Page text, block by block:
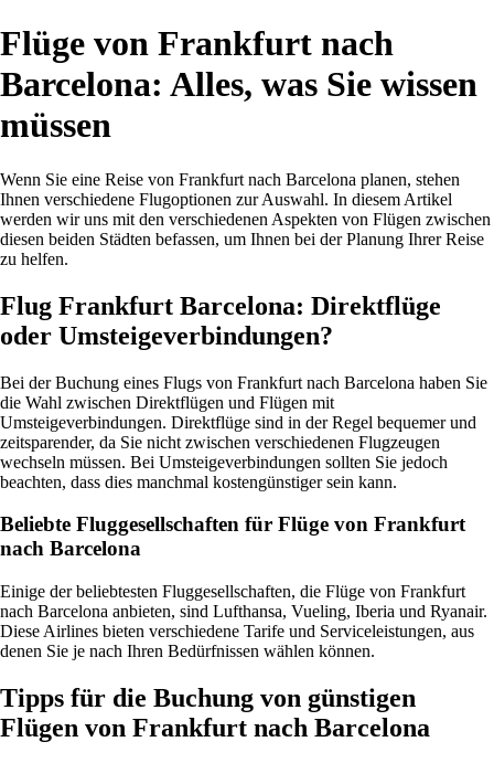
Flüge von Frankfurt nach
Barcelona: Alles, was Sie wissen
müssen
Wenn Sie eine Reise von Frankfurt nach Barcelona planen, stehen
Ihnen verschiedene Flugoptionen zur Auswahl. In diesem Artikel
werden wir uns mit den verschiedenen Aspekten von Flügen zwischen
diesen beiden Städten befassen, um Ihnen bei der Planung Ihrer Reise
zu helfen.
Flug Frankfurt Barcelona: Direktflüge
oder Umsteigeverbindungen?
Bei der Buchung eines Flugs von Frankfurt nach Barcelona haben Sie
die Wahl zwischen Direktflügen und Flügen mit
Umsteigeverbindungen. Direktflüge sind in der Regel bequemer und
zeitsparender, da Sie nicht zwischen verschiedenen Flugzeugen
wechseln müssen. Bei Umsteigeverbindungen sollten Sie jedoch
beachten, dass dies manchmal kostengünstiger sein kann.
Beliebte Fluggesellschaften für Flüge von Frankfurt
nach Barcelona
Einige der beliebtesten Fluggesellschaften, die Flüge von Frankfurt
nach Barcelona anbieten, sind Lufthansa, Vueling, Iberia und Ryanair.
Diese Airlines bieten verschiedene Tarife und Serviceleistungen, aus
denen Sie je nach Ihren Bedürfnissen wählen können.
Tipps für die Buchung von günstigen
Flügen von Frankfurt nach Barcelona